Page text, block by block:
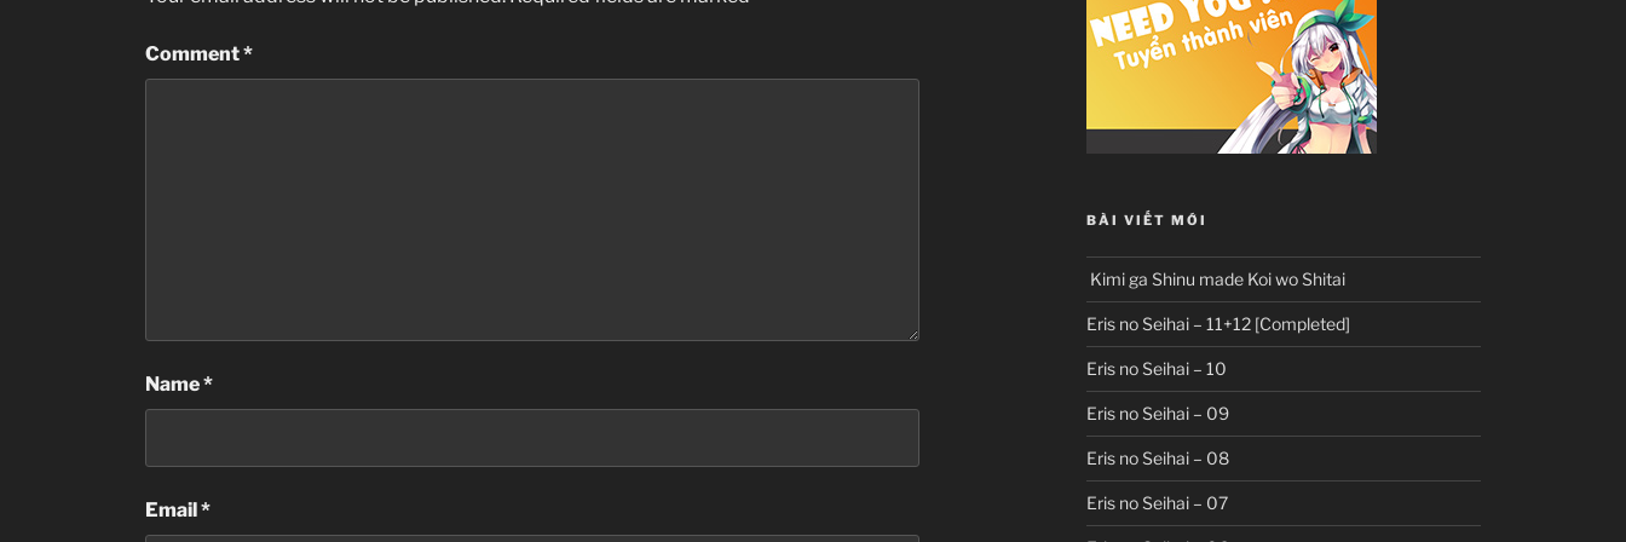
Comment*
Name*
Email*
BÀI VIẾT MỚI
Kimi ga Shinu made Koi wo Shitai
Eris no Seihai – 11+12 [Completed]
Eris no Seihai – 10
Eris no Seihai – 09
Eris no Seihai – 08
Eris no Seihai – 07